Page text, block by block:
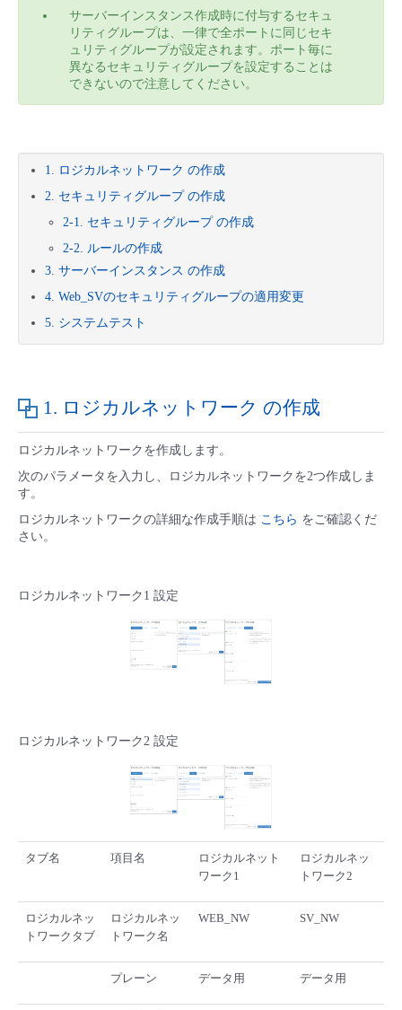
- Flexible InterConnect
- Flexible Remote Access
- vUTM2
サーバーインスタンス作成時に付与するセキュ
リティグループは、一律で全ポートに同じセキ
ュリティグループが設定されます。ポート毎に
異なるセキュリティグループを設定することは
できないので注意してください。
1. ロジカルネットワーク の作成
2. セキュリティグループ の作成
2-1. セキュリティグループ の作成
2-2. ルールの作成
3. サーバーインスタンス の作成
4. Web_SVのセキュリティグループの適用変更
5. システムテスト
1. ロジカルネットワーク の作成
ロジカルネットワークを作成します。
次のパラメータを入力し、ロジカルネットワークを2つ作成しま
す。
ロジカルネットワークの詳細な作成手順は こちら をご確認くだ
さい。
ロジカルネットワーク1 設定
ロジカルネットワーク2 設定
タブ名 項目名
ロジカルネット
ワーク1
ロジカルネッ
トワーク2
ロジカルネッ
トワークタブ
ロジカルネッ
トワーク名
WEB_NW SV_NW
プレーン データ用 データ用